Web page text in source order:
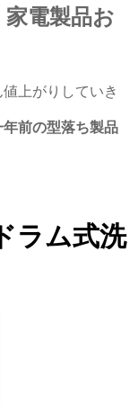
電製品お
上がりしていき
前の型落ち製品
ラム式洗